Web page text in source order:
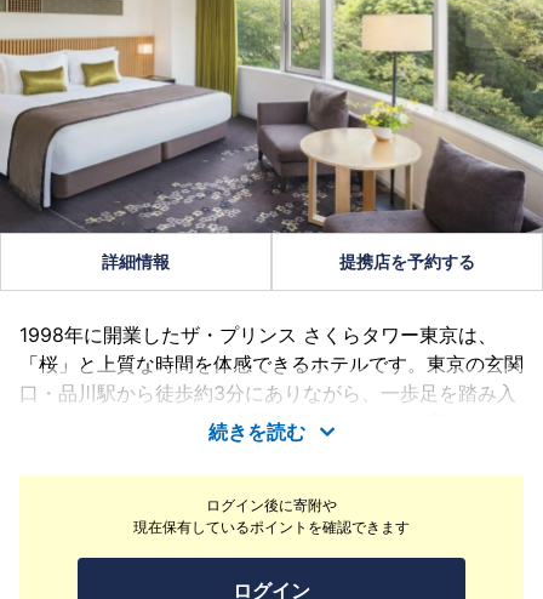
ログイン後に寄附や
現在保有しているポイントを確認できます
ログイン
詳細情報 提携店を予約する
1998年に開業したザ・プリンス さくらタワー東京は、
「桜」と上質な時間を体感できるホテルです。東京の玄関
口・品川駅から徒歩約3分にありながら、一歩足を踏み入
れると静けさに包まれた空間が広がります。全室にブロア
バスを完備した快適な客室には、随所に「桜」のデザイン
が散りばめられ、日本の伝統的な技法である「編む」をコ
ンセプトとした装飾など、モダンな中にも和の情緒を感じ
ていただくことができます。日本庭園が織りなす四季折々
の表情とともに、心と身体が満たされる上質なリラックス
続きを読む